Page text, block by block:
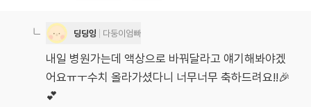
딩딩잉 다둥이엄빠
내일 병원가는데 액상으로 바꿔달라고 얘기해봐야겠
어요ㅠㅜ수치 올라가셨다니 너무너무 축하드려요!!🎉
💕